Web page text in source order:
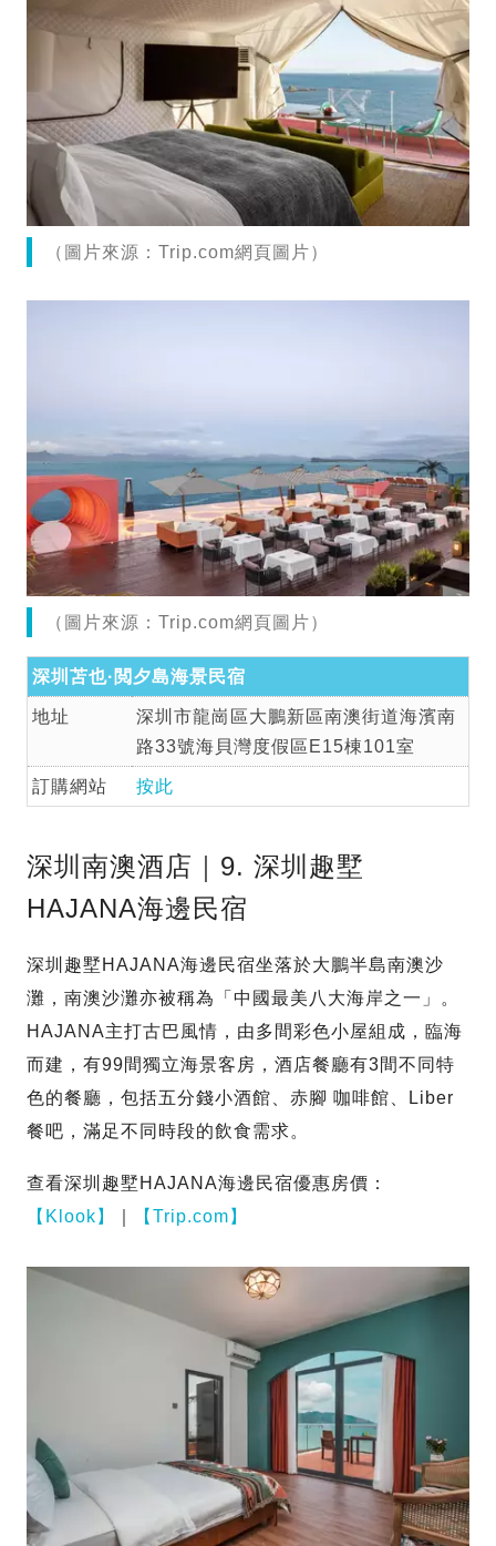
（圖片來源：Trip.com網頁圖片）
（圖片來源：Trip.com網頁圖片）
深圳苫也·閲夕島海景民宿
地址
深圳市龍崗區大鵬新區南澳街道海濱南
路33號海貝灣度假區E15棟101室
訂購網站 按此
深圳南澳酒店｜9. 深圳趣墅
HAJANA海邊民宿
深圳趣墅HAJANA海邊民宿坐落於大鵬半島南澳沙
灘，南澳沙灘亦被稱為「中國最美八大海岸之一」。
HAJANA主打古巴風情，由多間彩色小屋組成，臨海
而建，有99間獨立海景客房，酒店餐廳有3間不同特
色的餐廳，包括五分錢小酒館、赤腳 咖啡館、Liber
餐吧，滿足不同時段的飲食需求。
查看深圳趣墅HAJANA海邊民宿優惠房價：
【Klook】
【Trip.com】